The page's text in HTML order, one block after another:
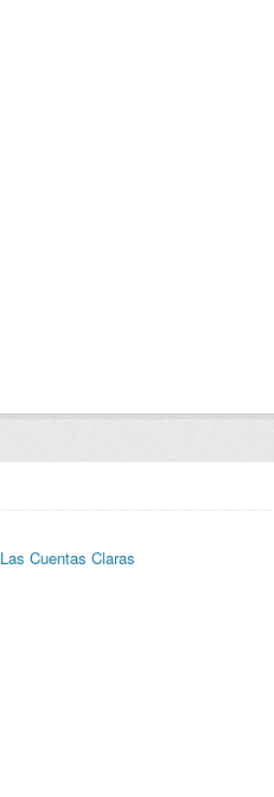
Las Cuentas Claras